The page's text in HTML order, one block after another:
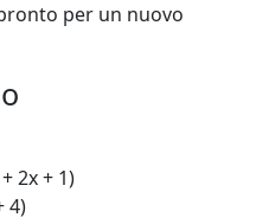
per un nuovo
2x + 1)
4)